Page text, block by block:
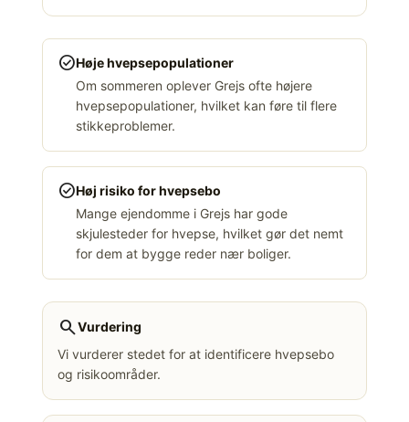
check_circleHøje hvepsepopulationer
Om sommeren oplever Grejs ofte højere
hvepsepopulationer, hvilket kan føre til flere
stikkeproblemer.
check_circleHøj risiko for hvepsebo
Mange ejendomme i Grejs har gode
skjulesteder for hvepse, hvilket gør det nemt
for dem at bygge reder nær boliger.
searchVurdering
Vi vurderer stedet for at identificere hvepsebo
og risikoområder.